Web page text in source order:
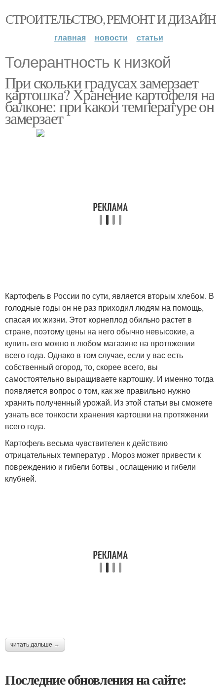
СТРОИТЕЛЬСТВО, РЕМОНТ И ДИЗАЙН
главная новости статьи
Толерантность к низкой
При скольки градусах замерзает
картошка? Хранение картофеля на
балконе: при какой температуре он
замерзает
Картофель в России по сути, является вторым хлебом. В
голодные годы он не раз приходил людям на помощь,
спасая их жизни. Этот корнеплод обильно растет в
стране, поэтому цены на него обычно невысокие, а
купить его можно в любом магазине на протяжении
всего года. Однако в том случае, если у вас есть
собственный огород, то, скорее всего, вы
самостоятельно выращиваете картошку. И именно тогда
появляется вопрос о том, как же правильно нужно
хранить полученный урожай. Из этой статьи вы сможете
узнать все тонкости хранения картошки на протяжении
всего года.
Картофель весьма чувствителен к действию
отрицательных температур . Мороз может привести к
повреждению и гибели бот­вы , ослащению и гибели
клубней.
читать дальше →
Последние обновления на сайте: